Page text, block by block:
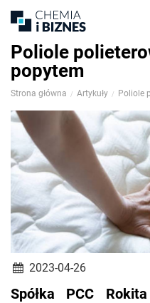
Poliole
popytem
Strona główna Artykuły Poliole
2023-04-26
Spółka PCC